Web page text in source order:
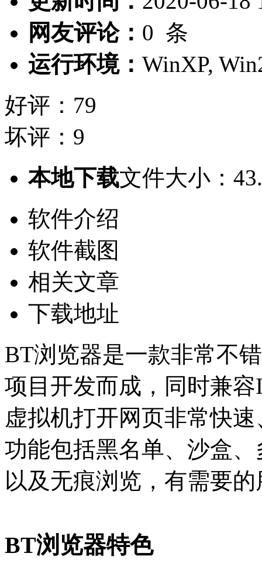
网友评论： 0 条
运行环境： WinXP,
好评：79
坏评：9
本地下载文件大小：
软件介绍
软件截图
相关文章
下载地址
BT浏览器是一款非常不
项目开发而成，同时兼容
虚拟机打开网页非常快
功能包括黑名单、沙盒
以及无痕浏览，有需要
BT浏览器特色